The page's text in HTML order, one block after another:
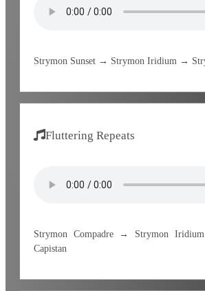
Strymon Sunset → Strymon Iridium →
Fluttering Repeats
Strymon Compadre → Strymon
Capistan